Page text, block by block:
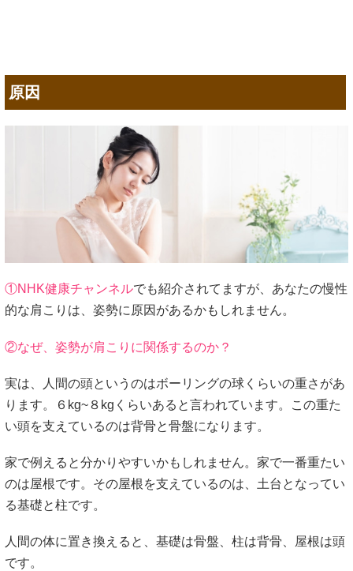
原因
①NHK健康チャンネルでも紹介されてますが、あなたの慢性
的な肩こりは、姿勢に原因があるかもしれません。
②なぜ、姿勢が肩こりに関係するのか？
実は、人間の頭というのはボーリングの球くらいの重さがあ
ります。６kg~８kgくらいあると言われています。この重た
い頭を支えているのは背骨と骨盤になります。
家で例えると分かりやすいかもしれません。家で一番重たい
のは屋根です。その屋根を支えているのは、土台となってい
る基礎と柱です。
人間の体に置き換えると、基礎は骨盤、柱は背骨、屋根は頭
です。